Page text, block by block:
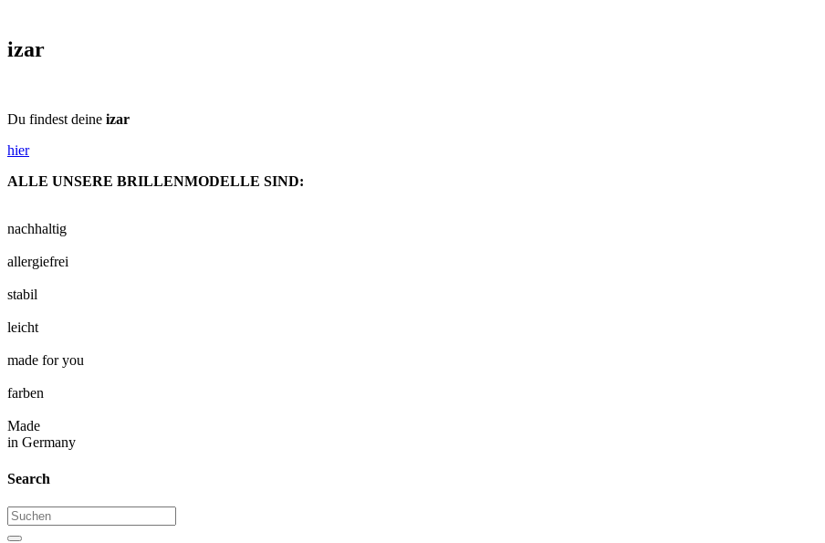
izar
Du findest deine izar
hier
ALLE UNSERE BRILLENMODELLE SIND:
nachhaltig
allergiefrei
stabil
leicht
made for you
farben
Made
in Germany
Search